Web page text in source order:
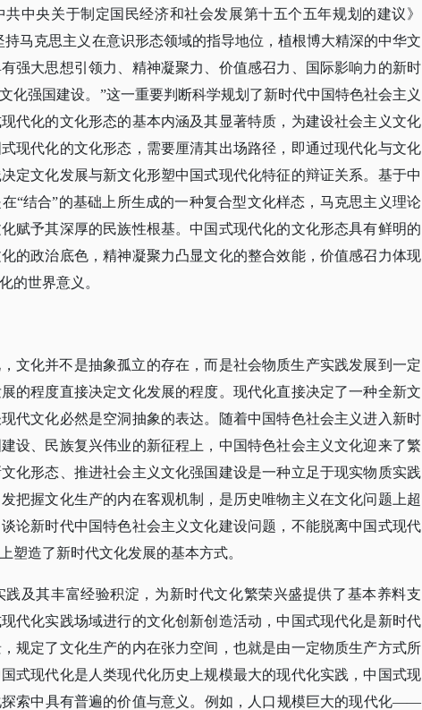
中央关于制定国民经济和社会发展第十五个五年规划的建议》
持马克思主义在意识形态领域的指导地位，植根博大精深的中华文
强大思想引领力、精神凝聚力、价值感召力、国际影响力的新时
化强国建设。”这一重要判断科学规划了新时代中国特色社会主义
代化的文化形态的基本内涵及其显著特质，为建设社会主义文化
现代化的文化形态，需要厘清其出场路径，即通过现代化与文化
定文化发展与新文化形塑中国式现代化特征的辩证关系。基于中
“结合”的基础上所生成的一种复合型文化样态，马克思主义理论
赋予其深厚的民族性根基。中国式现代化的文化形态具有鲜明的
的政治底色，精神凝聚力凸显文化的整合效能，价值感召力体现
的世界意义。
文化并不是抽象孤立的存在，而是社会物质生产实践发展到一定
的程度直接决定文化发展的程度。现代化直接决定了一种全新文
代文化必然是空洞抽象的表达。随着中国特色社会主义进入新时
设、民族复兴伟业的新征程上，中国特色社会主义文化迎来了繁
化形态、推进社会主义文化强国建设是一种立足于现实物质实践
把握文化生产的内在客观机制，是历史唯物主义在文化问题上超
论新时代中国特色社会主义文化建设问题，不能脱离中国式现代
塑造了新时代文化发展的基本方式。
及其丰富经验积淀，为新时代文化繁荣兴盛提供了基本养料支
代化实践场域进行的文化创新创造活动，中国式现代化是新时代
规定了文化生产的内在张力空间，也就是由一定物质生产方式所
式现代化是人类现代化历史上规模最大的现代化实践，中国式现
索中具有普遍的价值与意义。例如，人口规模巨大的现代化——